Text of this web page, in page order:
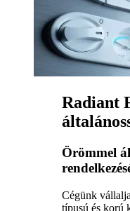
Radiant
Örömmel
Cégünk
típusú és korú